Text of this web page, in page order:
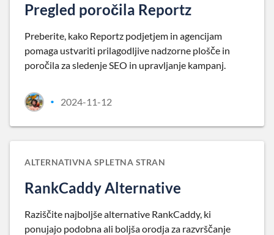
Pregled poročila Reportz
Preberite, kako Reportz podjetjem in agencijam
pomaga ustvariti prilagodljive nadzorne plošče in
poročila za sledenje SEO in upravljanje kampanj.
• 2024-11-12
ALTERNATIVNA SPLETNA STRAN
RankCaddy Alternative
Raziščite najboljše alternative RankCaddy, ki
ponujajo podobna ali boljša orodja za razvrščanje